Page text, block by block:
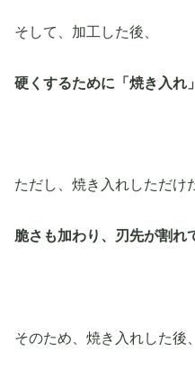
そして、加工した後、
硬くするために「焼き入れ
ただし、焼き入れしただけ
脆さも加わり、刃先が割れ
そのため、焼き入れした後